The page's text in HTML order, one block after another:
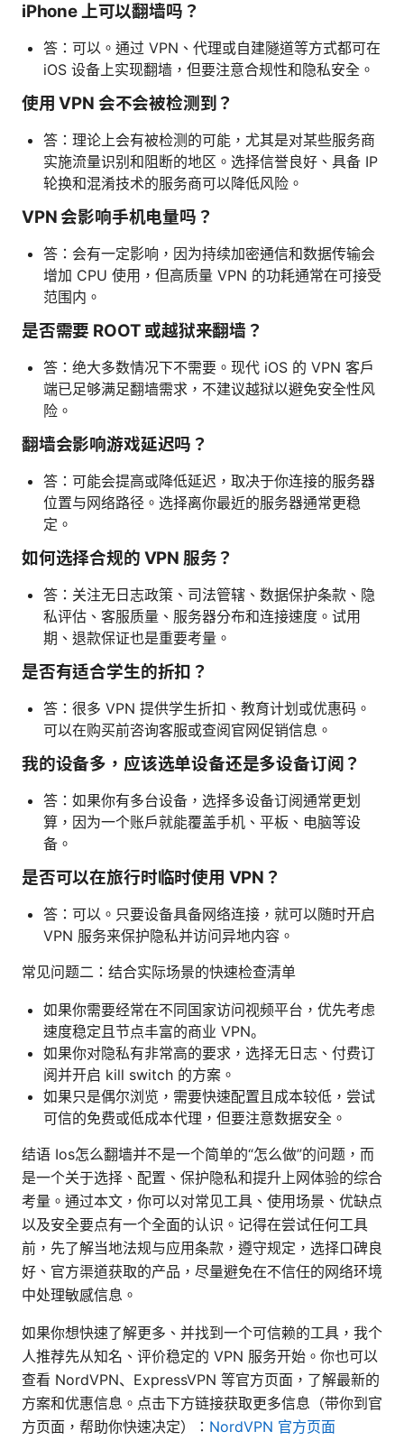
iPhone 上可以翻墙吗？
答：可以。通过 VPN、代理或自建隧道等方式都可在
iOS 设备上实现翻墙，但要注意合规性和隐私安全。
使用 VPN 会不会被检测到？
答：理论上会有被检测的可能，尤其是对某些服务商
实施流量识别和阻断的地区。选择信誉良好、具备 IP
轮换和混淆技术的服务商可以降低风险。
VPN 会影响手机电量吗？
答：会有一定影响，因为持续加密通信和数据传输会
增加 CPU 使用，但高质量 VPN 的功耗通常在可接受
范围内。
是否需要 ROOT 或越狱来翻墙？
答：绝大多数情况下不需要。现代 iOS 的 VPN 客户
端已足够满足翻墙需求，不建议越狱以避免安全性风
险。
翻墙会影响游戏延迟吗？
答：可能会提高或降低延迟，取决于你连接的服务器
位置与网络路径。选择离你最近的服务器通常更稳
定。
如何选择合规的 VPN 服务？
答：关注无日志政策、司法管辖、数据保护条款、隐
私评估、客服质量、服务器分布和连接速度。试用
期、退款保证也是重要考量。
是否有适合学生的折扣？
答：很多 VPN 提供学生折扣、教育计划或优惠码。
可以在购买前咨询客服或查阅官网促销信息。
我的设备多，应该选单设备还是多设备订阅？
答：如果你有多台设备，选择多设备订阅通常更划
算，因为一个账户就能覆盖手机、平板、电脑等设
备。
是否可以在旅行时临时使用 VPN？
答：可以。只要设备具备网络连接，就可以随时开启
VPN 服务来保护隐私并访问异地内容。
常见问题二：结合实际场景的快速检查清单
如果你需要经常在不同国家访问视频平台，优先考虑
速度稳定且节点丰富的商业 VPN。
如果你对隐私有非常高的要求，选择无日志、付费订
阅并开启 kill switch 的方案。
如果只是偶尔浏览，需要快速配置且成本较低，尝试
可信的免费或低成本代理，但要注意数据安全。
结语 Ios怎么翻墙并不是一个简单的“怎么做”的问题，而
是一个关于选择、配置、保护隐私和提升上网体验的综合
考量。通过本文，你可以对常见工具、使用场景、优缺点
以及安全要点有一个全面的认识。记得在尝试任何工具
前，先了解当地法规与应用条款，遵守规定，选择口碑良
好、官方渠道获取的产品，尽量避免在不信任的网络环境
中处理敏感信息。
如果你想快速了解更多、并找到一个可信赖的工具，我个
人推荐先从知名、评价稳定的 VPN 服务开始。你也可以
查看 NordVPN、ExpressVPN 等官方页面，了解最新的
方案和优惠信息。点击下方链接获取更多信息（带你到官
方页面，帮助你快速决定）： NordVPN 官方页面